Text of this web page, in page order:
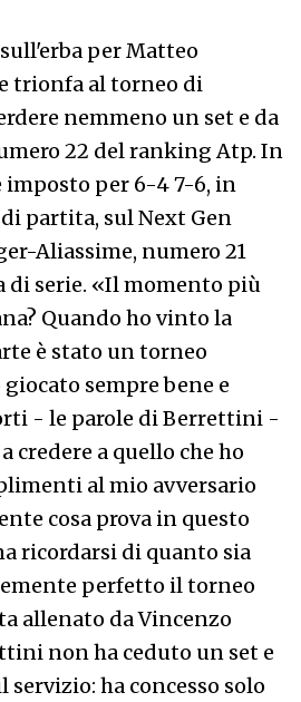
per Matteo
trionfa al torneo di
nemmeno un set e da
22 del ranking Atp. In
imposto per 6-4 7-6, in
partita, sul Next Gen
Aliassime, numero 21
di serie. «Il momento più
Quando ho vinto la
è stato un torneo
sempre bene e
- le parole di Berrettini -
credere a quello che ho
al mio avversario
cosa prova in questo
ricordarsi di quanto sia
perfetto il torneo
allenato da Vincenzo
non ha ceduto un set e
servizio: ha concesso solo